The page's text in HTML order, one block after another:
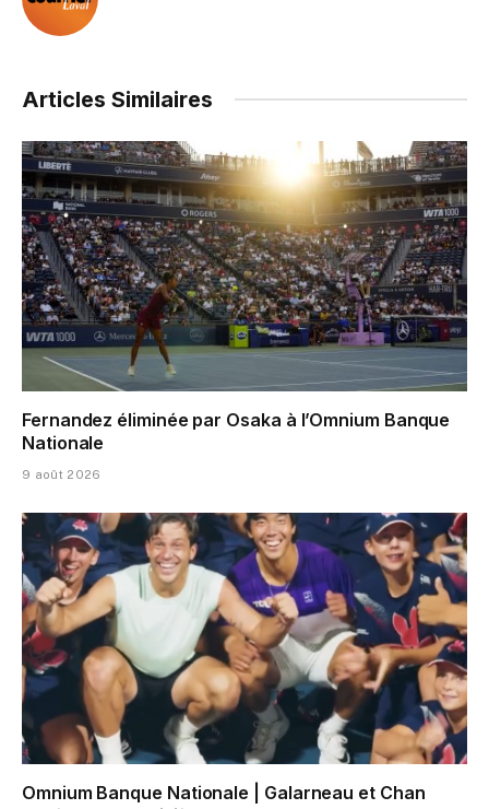
Articles Similaires
Fernandez éliminée par Osaka à l’Omnium Banque
Nationale
9 août 2026
Omnium Banque Nationale | Galarneau et Chan